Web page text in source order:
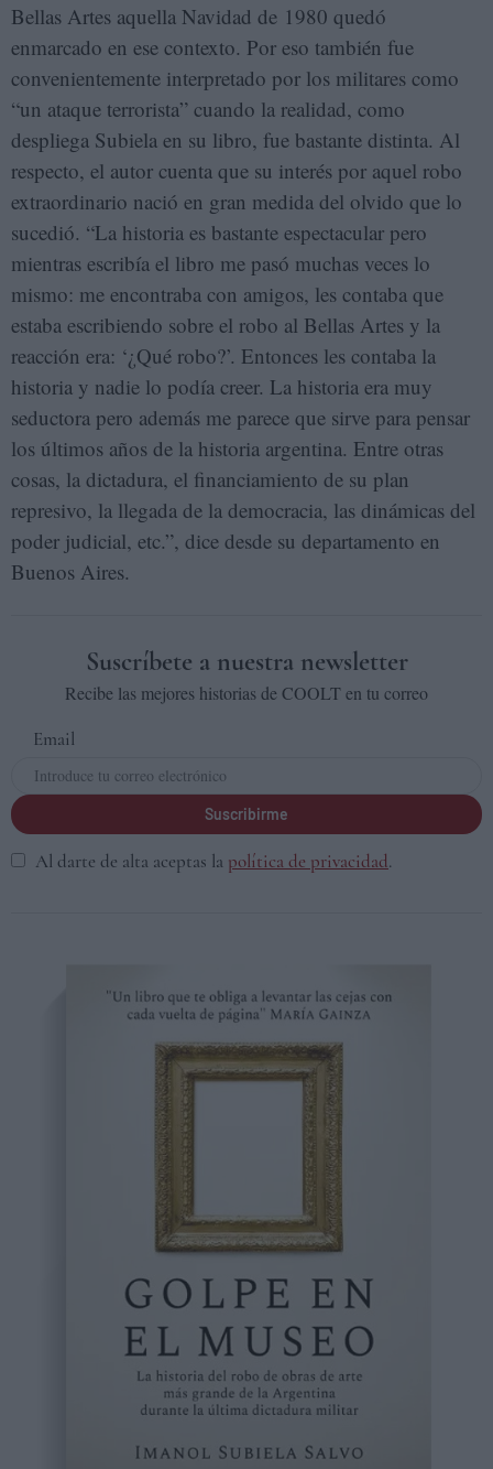
Bellas Artes aquella Navidad de 1980 quedó
enmarcado en ese contexto. Por eso también fue
convenientemente interpretado por los militares como
“un ataque terrorista” cuando la realidad, como
despliega Subiela en su libro, fue bastante distinta. Al
respecto, el autor cuenta que su interés por aquel robo
extraordinario nació en gran medida del olvido que lo
sucedió. “La historia es bastante espectacular pero
mientras escribía el libro me pasó muchas veces lo
mismo: me encontraba con amigos, les contaba que
estaba escribiendo sobre el robo al Bellas Artes y la
reacción era: ‘¿Qué robo?’. Entonces les contaba la
historia y nadie lo podía creer. La historia era muy
seductora pero además me parece que sirve para pensar
los últimos años de la historia argentina. Entre otras
cosas, la dictadura, el financiamiento de su plan
represivo, la llegada de la democracia, las dinámicas del
poder judicial, etc.”, dice desde su departamento en
Buenos Aires.
Suscríbete a nuestra newsletter
Recibe las mejores historias de COOLT en tu correo
Email
Suscribirme
Al darte de alta aceptas la política de privacidad.